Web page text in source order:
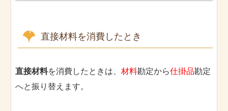
直接材料を消費したとき
直接材料を消費したときは、 材料勘定から仕掛品勘定
へと振り替えます。